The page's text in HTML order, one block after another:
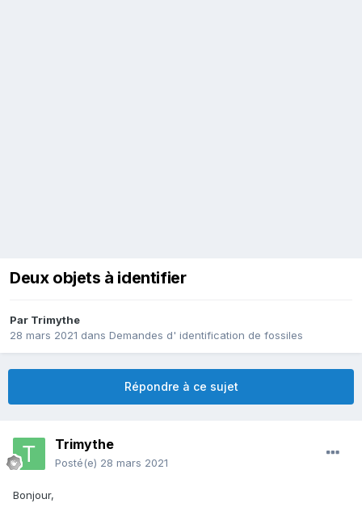
Deux objets à identifier
Par Trimythe
28 mars 2021 dans Demandes d' identification de fossiles
Répondre à ce sujet
Trimythe
Posté(e) 28 mars 2021
Bonjour,